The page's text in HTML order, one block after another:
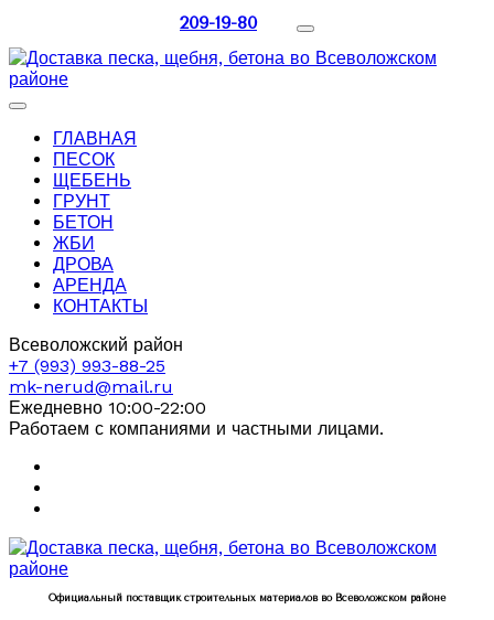
209-19-80
ГЛАВНАЯ
ПЕСОК
ЩЕБЕНЬ
ГРУНТ
БЕТОН
ЖБИ
ДРОВА
АРЕНДА
КОНТАКТЫ
Всеволожский район
+7 (993) 993-88-25
mk-nerud@mail.ru
Ежедневно 10:00-22:00
Работаем с компаниями и частными лицами.
Официальный поставщик строительных материалов во Всеволожском районе